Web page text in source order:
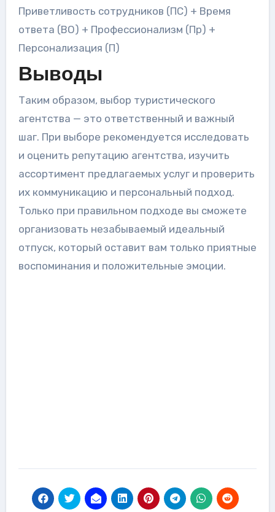
Приветливость сотрудников (ПС) + Время
ответа (ВО) + Профессионализм (Пр) +
Персонализация (П)
Выводы
Таким образом, выбор туристического
агентства — это ответственный и важный
шаг. При выборе рекомендуется исследовать
и оценить репутацию агентства, изучить
ассортимент предлагаемых услуг и проверить
их коммуникацию и персональный подход.
Только при правильном подходе вы сможете
организовать незабываемый идеальный
отпуск, который оставит вам только приятные
воспоминания и положительные эмоции.